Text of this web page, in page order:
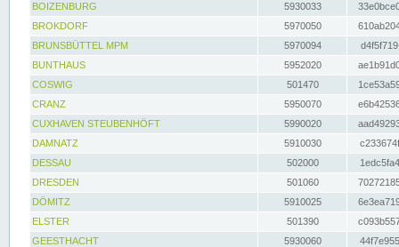
BOIZENBURG
5930033
BROKDORF
5970050
BRUNSBÜTTEL MPM
5970094
BUNTHAUS
5952020
COSWIG
501470
CRANZ
5950070
CUXHAVEN STEUBENHÖFT
5990020
DAMNATZ
5910030
DESSAU
502000
DRESDEN
501060
DÖMITZ
5910025
ELSTER
501390
GEESTHACHT
5930060